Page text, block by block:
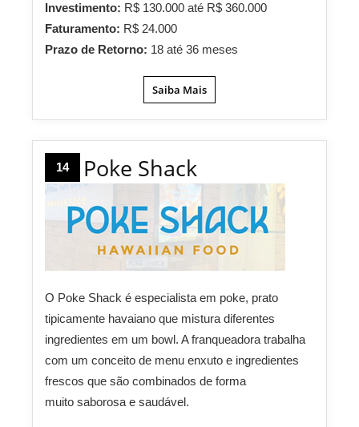
Investimento: R$ 130.000 até R$ 360.000
Faturamento: R$ 24.000
Prazo de Retorno: 18 até 36 meses
Saiba Mais
14 Poke Shack
O Poke Shack é especialista em poke, prato
tipicamente havaiano que mistura diferentes
ingredientes em um bowl. A franqueadora trabalha
com um conceito de menu enxuto e ingredientes
frescos que são combinados de forma
muito saborosa e saudável.